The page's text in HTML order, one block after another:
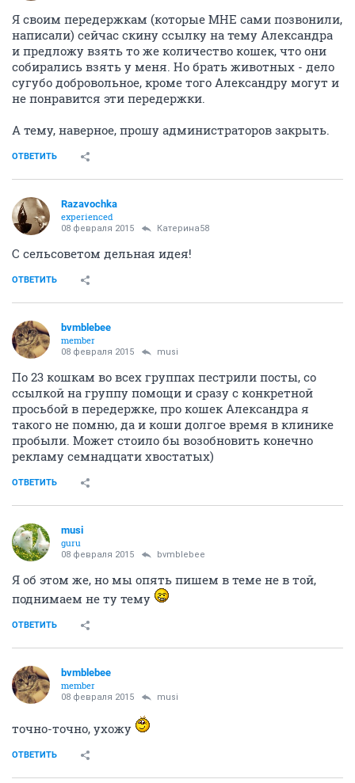
Я своим передержкам (которые МНЕ сами позвонили,
написали) сейчас скину ссылку на тему Александра
и предложу взять то же количество кошек, что они
собирались взять у меня. Но брать животных - дело
сугубо добровольное, кроме того Александру могут и
не понравится эти передержки.
А тему, наверное, прошу администраторов закрыть.
ОТВЕТИТЬ
Razavochka
experienced
08 февраля 2015 Катерина58
С сельсоветом дельная идея!
ОТВЕТИТЬ
bvmblebee
member
08 февраля 2015 musi
По 23 кошкам во всех группах пестрили посты, со
ссылкой на группу помощи и сразу с конкретной
просьбой в передержке, про кошек Александра я
такого не помню, да и коши долгое время в клинике
пробыли. Может стоило бы возобновить конечно
рекламу семнадцати хвостатых)
ОТВЕТИТЬ
musi
guru
08 февраля 2015 bvmblebee
Я об этом же, но мы опять пишем в теме не в той,
поднимаем не ту тему
ОТВЕТИТЬ
bvmblebee
member
08 февраля 2015 musi
точно-точно, ухожу
ОТВЕТИТЬ